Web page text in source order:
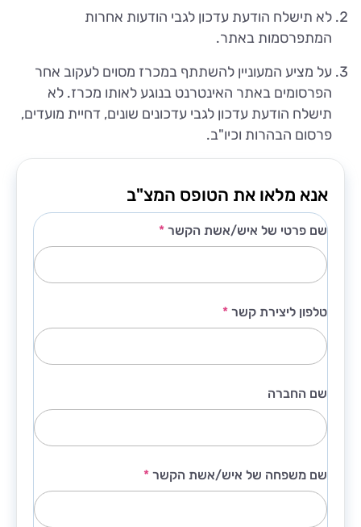
לא תישלח הודעת עדכון לגבי הודעות אחרות
המתפרסמות באתר.
על מציע המעוניין להשתתף במכרז מסוים לעקוב אחר
הפרסומים באתר האינטרנט בנוגע לאותו מכרז. לא
תישלח הודעת עדכון לגבי עדכונים שונים, דחיית מועדים,
פרסום הבהרות וכיו"ב.
אנא מלאו את הטופס המצ"ב
שם פרטי של איש/אשת הקשר *
טלפון ליצירת קשר *
שם החברה
שם משפחה של איש/אשת הקשר *